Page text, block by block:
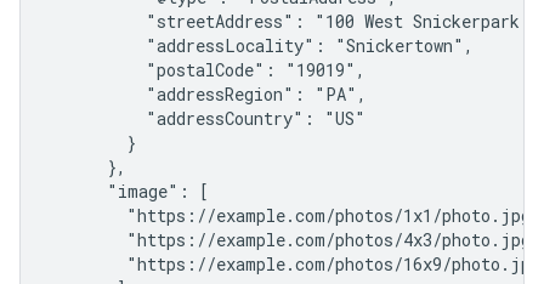
"streetAddress": "100 West Snickerpark
          "addressLocality": "Snickertown",
          "postalCode": "19019",
          "addressRegion": "PA",
          "addressCountry": "US"
        }
      },
      "image": [
"https://example.com/photos/1x1/
"https://example.com/photos/4x3/
"https://example.com/photos/16x9/